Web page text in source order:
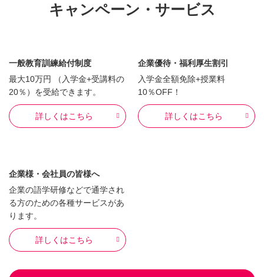
キャンペーン・サービス
一般教育訓練給付制度
最大10万円 （入学金+受講料の
20％）を受給できます。
詳しくはこちら
企業優待・福利厚生割引
入学金全額免除+授業料
10％OFF！
詳しくはこちら
企業様・会社員の皆様へ
企業の語学研修などで通学され
る方のための各種サービスがあ
ります。
詳しくはこちら